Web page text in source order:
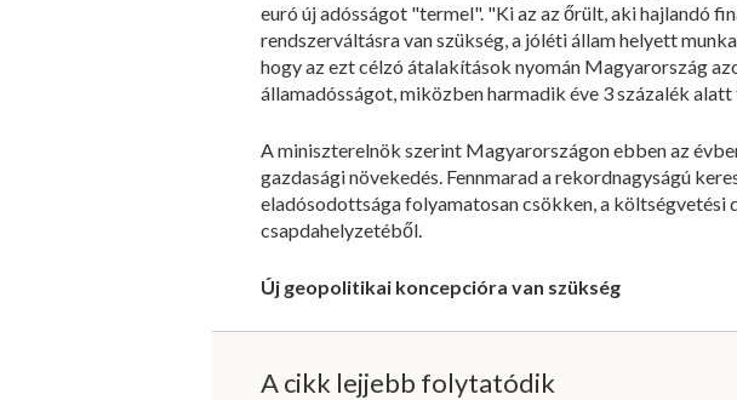
euró új adósságot "termel". "Ki az az őrült, aki hajlandó
rendszerváltásra van szükség, a jóléti állam helyett
hogy az ezt célzó átalakítások nyomán Magyarország
államadósságot, miközben harmadik éve 3 százalék
A miniszterelnök szerint Magyarországon ebben az
gazdasági növekedés. Fennmarad a rekordnagyságú
eladósodottsága folyamatosan csökken, a
csapdahelyzetéből.
Új geopolitikai koncepcióra van szükség
A cikk lejjebb folytatódik